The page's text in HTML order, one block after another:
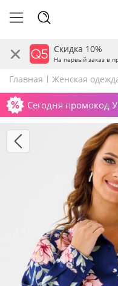
Скидка 10%
На первый заказ в
Главная Женская
Сегодня промокод